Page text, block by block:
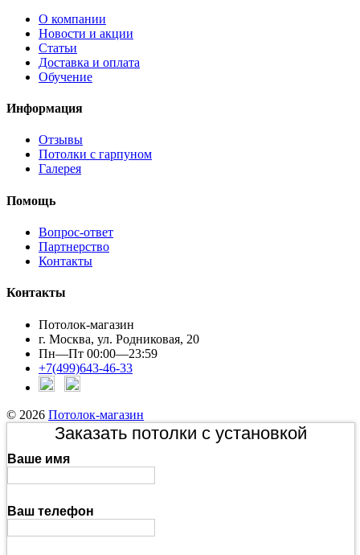
О компании
Новости и акции
Статьи
Доставка и оплата
Обучение
Информация
Отзывы
Потолки с гарпуном
Галерея
Помощь
Вопрос-ответ
Партнерство
Контакты
Контакты
Потолок-магазин
г. Москва, ул. Родниковая, 20
Пн—Пт 00:00—23:59
+7(499)643-46-33
© 2026 Потолок-магазин
Заказать потолки с установкой
Ваше имя
Ваш телефон